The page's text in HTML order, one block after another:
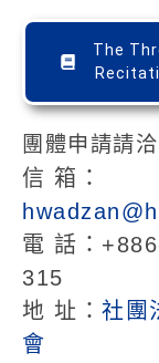
The
團體申請請
信 箱：
電 話：
315
地 址： 社團
會